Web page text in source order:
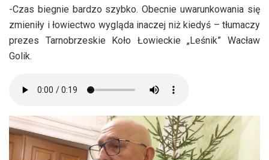
-Czas biegnie bardzo szybko. Obecnie uwarunkowania się
zmieniły i łowiectwo wygląda inaczej niż kiedyś – tłumaczy
prezes Tarnobrzeskie Koło Łowieckie „Leśnik” Wacław
Golik.